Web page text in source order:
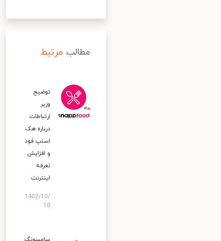
مطالب مرتبط
توضیح
وزیر
ارتباطات
درباره هک
اسنپ‌ فود
و افزایش
تعرفه
اینترنت
1402/10/
10